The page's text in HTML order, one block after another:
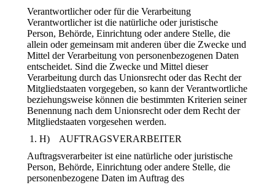
Verantwortlicher oder für die Verarbeitung
Verantwortlicher ist die natürliche oder juristische
Person, Behörde, Einrichtung oder andere Stelle, die
allein oder gemeinsam mit anderen über die Zwecke und
Mittel der Verarbeitung von personenbezogenen Daten
entscheidet. Sind die Zwecke und Mittel dieser
Verarbeitung durch das Unionsrecht oder das Recht der
Mitgliedstaaten vorgegeben, so kann der Verantwortliche
beziehungsweise können die bestimmten Kriterien seiner
Benennung nach dem Unionsrecht oder dem Recht der
Mitgliedstaaten vorgesehen werden.
H) AUFTRAGSVERARBEITER
Auftragsverarbeiter ist eine natürliche oder juristische
Person, Behörde, Einrichtung oder andere Stelle, die
personenbezogene Daten im Auftrag des